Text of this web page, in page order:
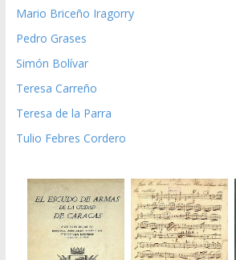
Mario Briceño Iragorry
Pedro Grases
Simón Bolívar
Teresa Carreño
Teresa de la Parra
Tulio Febres Cordero